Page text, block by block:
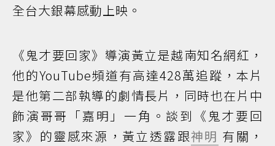
全台大銀幕感動上映。
《鬼才要回家》導演黃立是越南知名網紅，
他的YouTube頻道有高達428萬追蹤，本片
是他第二部執導的劇情長片，同時也在片中
飾演哥哥「嘉明」一角。談到《鬼才要回
家》的靈感來源，黃立透露跟神明 有關，